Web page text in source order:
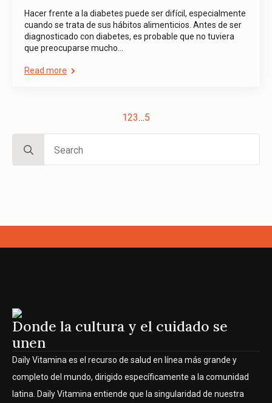
Hacer frente a la diabetes puede ser difícil, especialmente
cuando se trata de sus hábitos alimenticios. Antes de ser
diagnosticado con diabetes, es probable que no tuviera
que preocuparse mucho…
Read more
123…5
for:
Donde la cultura y el cuidado se
unen
Daily Vitamina es el recurso de salud en línea más grande y
completo del mundo, dirigido específicamente a la comunidad
latina. Daily Vitamina entiende que la singularidad de nuestra